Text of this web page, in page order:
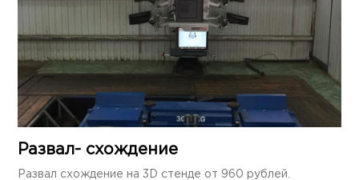
Развал- схождение
Развал схождение на 3D стенде от 960 рублей.